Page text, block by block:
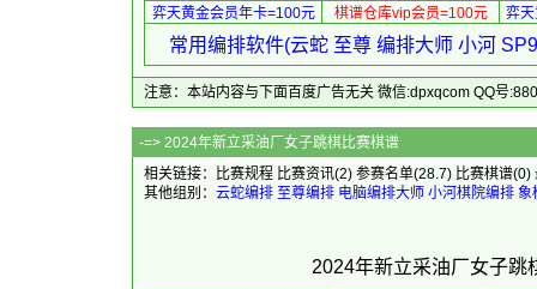
弈天黄金会员年卡=100元
棋谱仓库vip会员=100元 弈
常用编排软件(云蛇 至尊 编排大师 小河
注意：本站内容与下面百度广告无关 微信:dpxqcom QQ号
-=> 2024年新立采油
相关链接：
比赛规程 比赛资讯(2) 参赛名单(28.7) 比赛棋谱(0)
其他组别： 云蛇编排 至尊编排 电脑编排大师 小河棋院编排 象
2024年新立采油厂女子跳